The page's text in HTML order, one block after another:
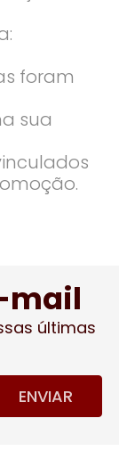
foram
sua
mail
últimas
ENVIAR